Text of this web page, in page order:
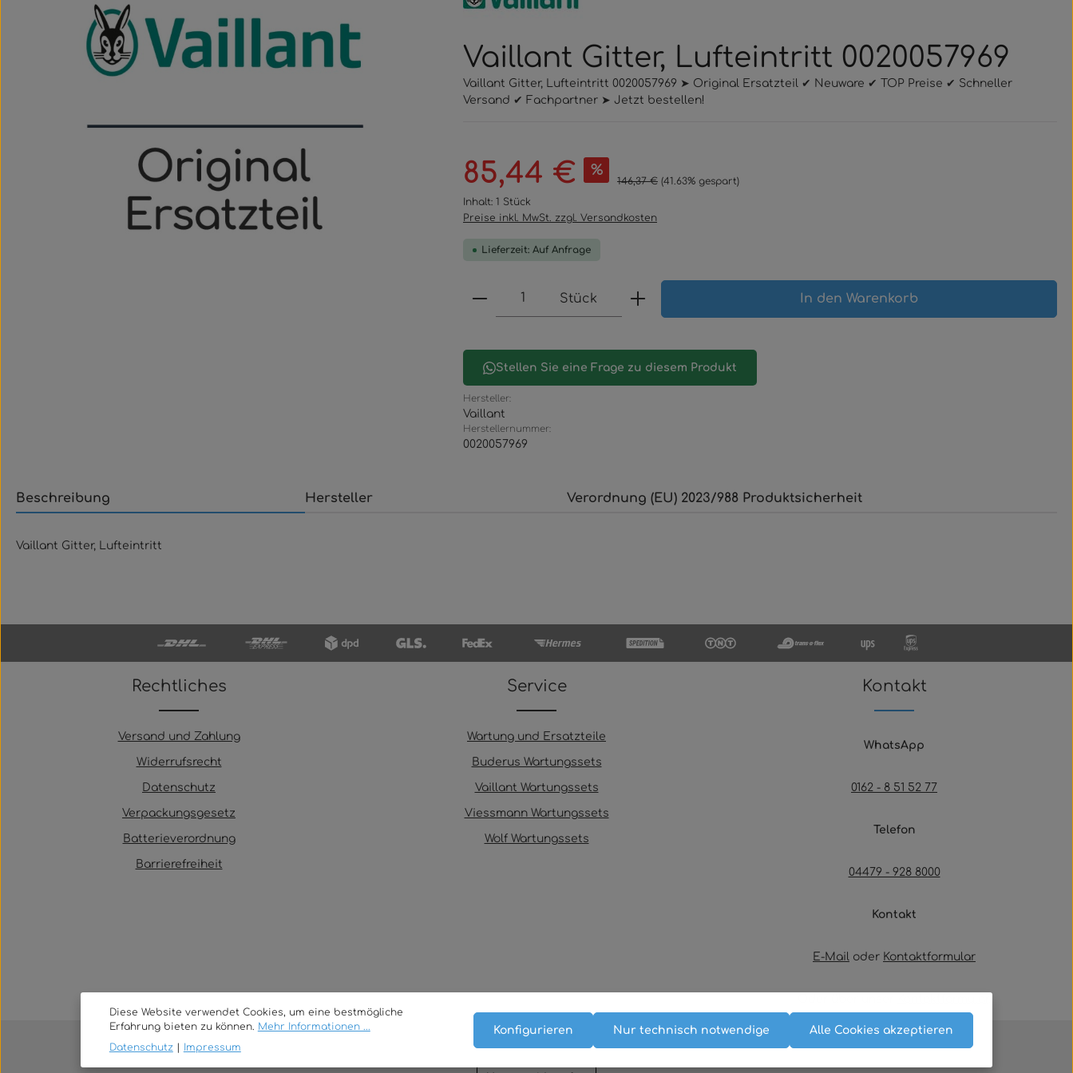
Vaillant Gitter, Lufteintritt 0020057969
Vaillant Gitter, Lufteintritt 0020057969 ➤ Original Ersatzteil ✔ Neuware ✔ TOP Preise ✔ Schneller
Versand ✔ Fachpartner ➤ Jetzt bestellen!
Verkaufspreis:
85,44 € %
Regulärer Preis:
146,37 € (41.63% gespart)
Inhalt: 1 Stück
Preise inkl. MwSt. zzgl. Versandkosten
Lieferzeit: Auf Anfrage
Produkt Anzahl: Gib den gewünschten Wert ein oder
Stück In den Warenkorb
Stellen Sie eine Frage zu diesem Produkt
Hersteller:
Vaillant
Herstellernummer:
0020057969
Beschreibung Hersteller Verordnung (EU) 2023/988 Produktsicherheit
Vaillant Gitter, Lufteintritt
Rechtliches
Versand und Zahlung
Widerrufsrecht
Datenschutz
Verpackungsgesetz
Batterieverordnung
Barrierefreiheit
Service
Wartung und Ersatzteile
Buderus Wartungssets
Vaillant Wartungssets
Viessmann Wartungssets
Wolf Wartungssets
Kontakt
WhatsApp
0162 - 8 51 52 77
Telefon
04479 - 928 8000
Kontakt
E-Mail oder Kontaktformular
Diese Website verwendet Cookies, um eine bestmögliche
Erfahrung bieten zu können. Mehr Informationen ...
Datenschutz
Impressum
Nur technisch notwendige
Konfigurieren Alle Cookies akzeptieren